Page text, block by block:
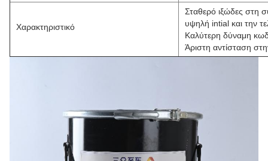
Χαρακτηριστικό
Σταθερό ιξώδες στη
υψηλή intial και την
Καλύτερη δύναμη
Άριστη αντίσταση